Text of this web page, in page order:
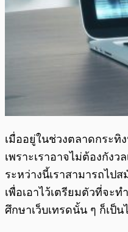
เมื่ออยู่ในช่วงตลาดกระทิ
เพราะเราอาจไม่ต้องกังว
ระหว่างนี้เราสามารถไป
เพื่อเอาไว้เตรียมตัวที่จะท
ศึกษาเว็บเทรดนั้น ๆ ก็เป็น